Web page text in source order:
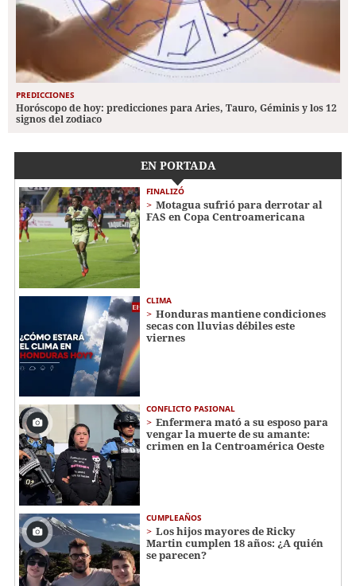
PREDICCIONES
Horóscopo de hoy: predicciones para Aries, Tauro, Géminis y los 12
signos del zodiaco
EN PORTADA
FINALIZÓ
Motagua sufrió para derrotar al
FAS en Copa Centroamericana
CLIMA
Honduras mantiene condiciones
secas con lluvias débiles este
viernes
CONFLICTO PASIONAL
Enfermera mató a su esposo para
vengar la muerte de su amante:
crimen en la Centroamérica Oeste
CUMPLEAÑOS
Los hijos mayores de Ricky
Martin cumplen 18 años: ¿A quién
se parecen?